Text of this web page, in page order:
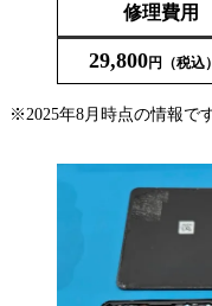
修理費用
29,800円（税込
※2025年8月時点の情報です